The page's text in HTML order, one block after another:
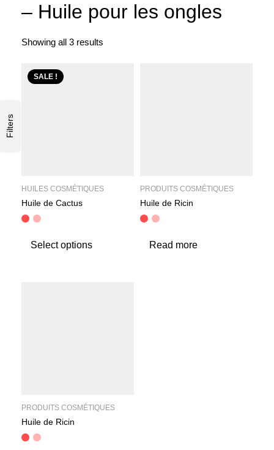
Filters
– Huile pour les ongles
Showing all 3 results
SALE !
HUILES COSMÉTIQUES
Huile de Cactus
Select options
PRODUITS COSMÉTIQUES
Huile de Ricin
Read more
PRODUITS COSMÉTIQUES
Huile de Ricin